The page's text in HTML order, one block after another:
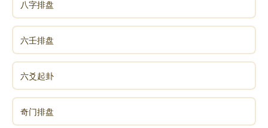
八字排盘
六壬排盘
六爻起卦
奇门排盘